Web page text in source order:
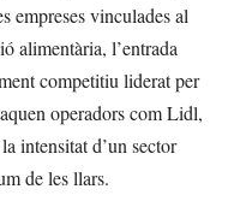
empreses vinculades al
alimentària, l’entrada
competitiu liderat per
operadors com Lidl,
intensitat d’un sector
de les llars.